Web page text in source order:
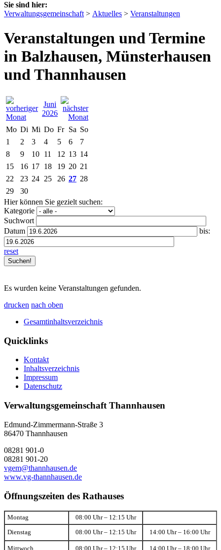
Sie sind hier:
Verwaltungsgemeinschaft > Aktuelles > Veranstaltungen
Veranstaltungen und Termine
in Balzhausen, Münsterhausen
und Thannhausen
Juni
2026
Mo Di Mi Do Fr Sa So
1
2 3 4 5 6
7
8
9 10 11 12 13 14
15
16 17 18 19 20 21
22
23 24 25 26 27 28
29
30
Hier können Sie gezielt suchen:
Kategorie
Suchwort
Datum
bis:
reset
Es wurden keine Veranstaltungen gefunden.
drucken nach oben
Gesamtinhaltsverzeichnis
Quicklinks
Kontakt
Inhaltsverzeichnis
Impressum
Datenschutz
Verwaltungsgemeinschaft Thannhausen
Edmund-Zimmermann-Straße 3
86470 Thannhausen
08281 901-0
08281 901-20
vgem@thannhausen.de
www.vg-thannhausen.de
Öffnungszeiten des Rathauses
Montag 08:00 Uhr – 12:15 Uhr
Dienstag 08:00 Uhr – 12:15 Uhr 14:00 Uhr – 16:00 Uhr